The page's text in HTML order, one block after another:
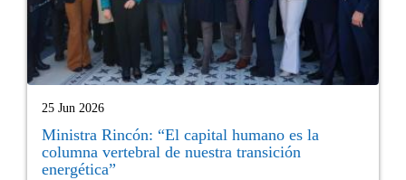
25 Jun 2026
Ministra Rincón: “El capital humano es la
columna vertebral de nuestra transición
energética”